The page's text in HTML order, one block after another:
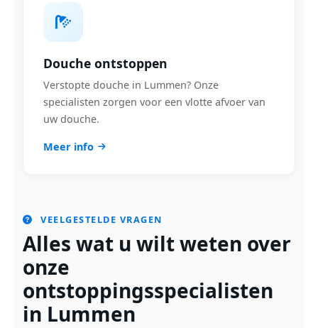
Douche ontstoppen
Verstopte douche in Lummen? Onze
specialisten zorgen voor een vlotte afvoer van
uw douche.
Meer info
VEELGESTELDE VRAGEN
Alles wat u wilt weten over
onze
ontstoppingsspecialisten
in Lummen